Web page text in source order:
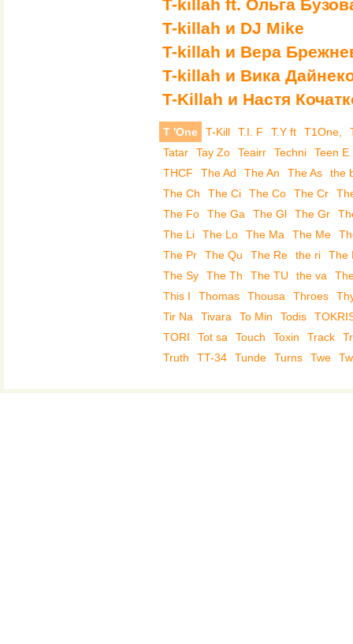
T-killah ft. Ольга
T-killah и DJ Mike
T-killah и Вера
T-killah и Вика
T-Killah и Настя
T 'One T-Kill T.I. F T.Y ft T1One,
Tatar
Tay Zo Teairr Techni
Teen E
THCF
The Ad The An The As
the
The Ch
The Ci The Co The Cr
The Fo
The Ga The Gl The Gr
The Li
The Lo The Ma The Me
The Pr
The Qu The Re the ri
The
The Sy
The Th The TU the va
This I
Thomas Thousa Throes
Tir Na
Tivara To Min Todis
TORI
Tot sa Touch Toxin Track
Truth
TT-34 Tunde Turns Twe